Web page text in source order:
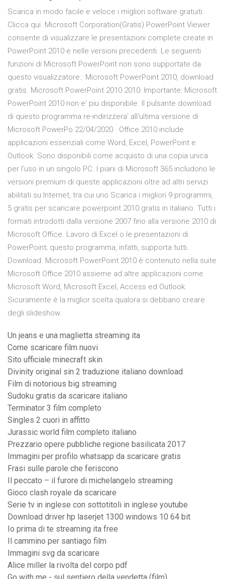
Scarica in modo facile e veloce i migliori software gratuiti.
Clicca qui. Microsoft Corporation(Gratis) PowerPoint Viewer
consente di visualizzare le presentazioni complete create in
PowerPoint 2010 e nelle versioni precedenti. Le seguenti
funzioni di Microsoft PowerPoint non sono supportate da
questo visualizzatore:. Microsoft PowerPoint 2010, download
gratis. Microsoft PowerPoint 2010 2010: Importante: Microsoft
PowerPoint 2010 non e' piu disponibile. Il pulsante download
di questo programma re-indirizzera' all'ultima versione di
Microsoft PowerPo 22/04/2020 · Office 2010 include
applicazioni essenziali come Word, Excel, PowerPoint e
Outlook. Sono disponibili come acquisto di una copia unica
per l'uso in un singolo PC. I piani di Microsoft 365 includono le
versioni premium di queste applicazioni oltre ad altri servizi
abilitati su Internet, tra cui uno Scarica i migliori 9 programmi,
5 gratis per scaricare powerpoint 2010 gratis in italiano. Tutti i
formati introdotti dalla versione 2007 fino alla versione 2010 di
Microsoft Office. Lavoro di Excel o le presentazioni di
PowerPoint; questo programma, infatti, supporta tutti..
Download. Microsoft PowerPoint 2010 è contenuto nella suite
Microsoft Office 2010 assieme ad altre applicazioni come
Microsoft Word, Microsoft Excel, Access ed Outlook.
Sicuramente è la miglior scelta qualora si debbano creare
degli slideshow.
Un jeans e una maglietta streaming ita
Come scaricare film nuovi
Sito ufficiale minecraft skin
Divinity original sin 2 traduzione italiano download
Film di notorious big streaming
Sudoku gratis da scaricare italiano
Terminator 3 film completo
Singles 2 cuori in affitto
Jurassic world film completo italiano
Prezzario opere pubbliche regione basilicata 2017
Immagini per profilo whatsapp da scaricare gratis
Frasi sulle parole che feriscono
Il peccato – il furore di michelangelo streaming
Gioco clash royale da scaricare
Serie tv in inglese con sottotitoli in inglese youtube
Download driver hp laserjet 1300 windows 10 64 bit
Io prima di te streaming ita free
Il cammino per santiago film
Immagini svg da scaricare
Alice miller la rivolta del corpo pdf